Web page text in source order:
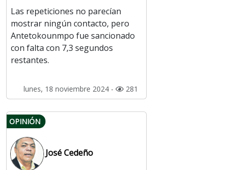
Las repeticiones no parecían
mostrar ningún contacto, pero
Antetokounmpo fue sancionado
con falta con 7,3 segundos
restantes.
lunes, 18 noviembre 2024 - 281
OPINIÓN
José Cedeño